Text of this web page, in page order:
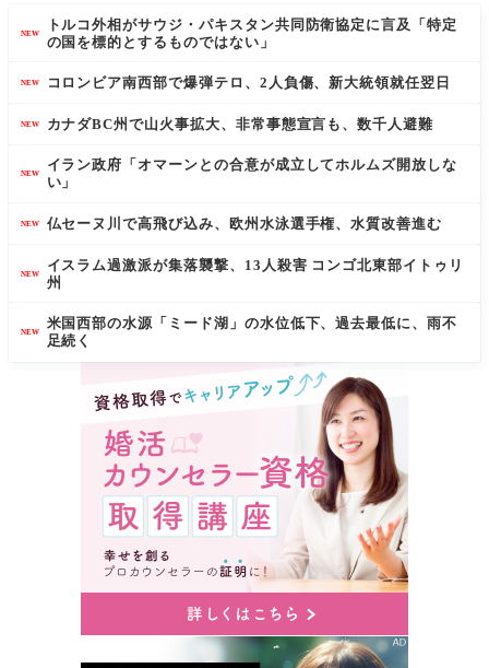
NEW
トルコ外相がサウジ・パキスタン共同防衛協定に言及「特定
の国を標的とするものではない」
NEW コロンビア南西部で爆弾テロ、2人負傷、新大統領就任翌日
NEW カナダBC州で山火事拡大、非常事態宣言も、数千人避難
NEW
イラン政府「オマーンとの合意が成立してホルムズ開放しな
い」
NEW 仏セーヌ川で高飛び込み、欧州水泳選手権、水質改善進む
NEW
イスラム過激派が集落襲撃、13人殺害 コンゴ北東部イトゥリ
州
NEW
米国西部の水源「ミード湖」の水位低下、過去最低に、雨不
足続く